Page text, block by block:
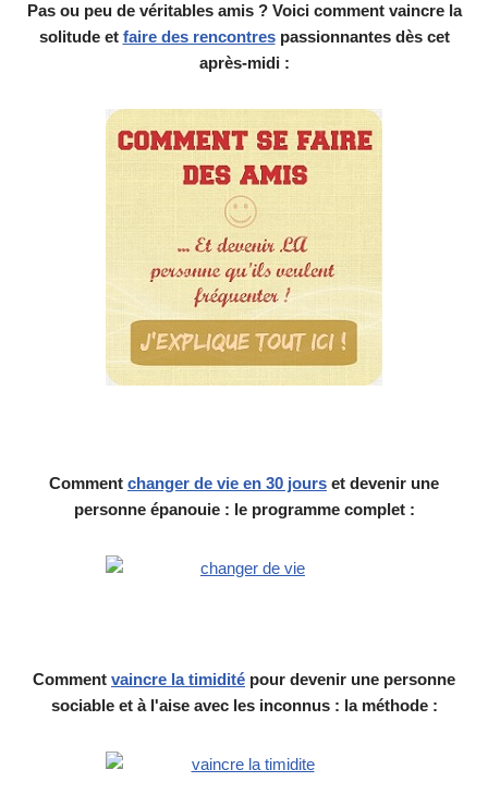
Pas ou peu de véritables amis ? Voici comment vaincre la
solitude et faire des rencontrespassionnantes dès cet
après-midi :
Comment changer de vie en 30 jours et devenir une
personne épanouie : le programme complet :
Comment vaincre la timidité pour devenir une personne
sociable et à l'aise avec les inconnus : la méthode :